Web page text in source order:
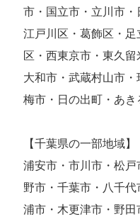
市・国立市・立川市・
江戸川区・葛飾区・
区・西東京市・東久
大和市・武蔵村山市
梅市・日の出町・あ
【千葉県の一部地域】
浦安市・市川市・松
野市・千葉市・八千
浦市・木更津市・野